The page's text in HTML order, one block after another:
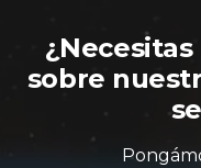
sobre